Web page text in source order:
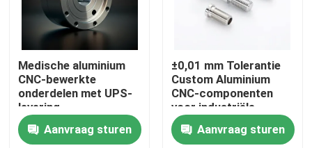
CNC Draaiende Malendelen
CNC Roestvrij staaldelen
CNC Messingsdelen
CNC Titaniumdelen
Medische aluminium
CNC-bewerkte
onderdelen met UPS-
levering
Aanvraag sturen
±0,01 mm Tolerantie
Custom Aluminium
CNC-componenten
voor industriële
toepassingen
Aanvraag sturen